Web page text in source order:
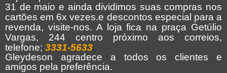
31 de maio e ainda dividimos suas compras nos
cartões em 6x vezes.e descontos especial para a
revenda, visite-nos. A loja fica na praça Getúlio
Vargas, 244 centro próximo aos correios,
telefone; 3331-5633.
Gleydeson agradece a todos os clientes e
amigos pela preferência.